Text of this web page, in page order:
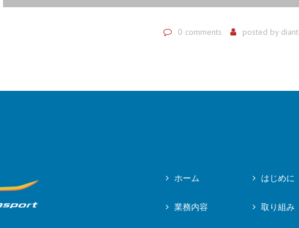
0 comments posted by diant
ホーム はじめに
業務内容 取り組み